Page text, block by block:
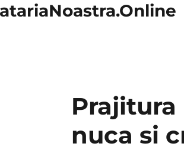
Prajitura
nuca si